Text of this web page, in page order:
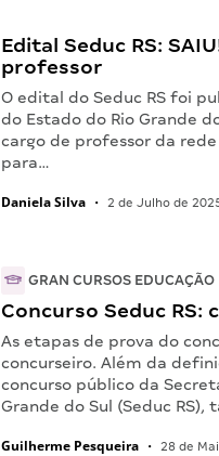
Edital Seduc RS:
professor
O edital do Seduc RS foi
do Estado do Rio Grande
cargo de professor da
para…
Daniela Silva • 2 de Julho de
GRAN CURSOS EDUCAÇÃO
Concurso Seduc RS:
As etapas de prova do
concurseiro. Além da
concurso público da
Grande do Sul (Seduc RS),
Guilherme Pesqueira • 28 de